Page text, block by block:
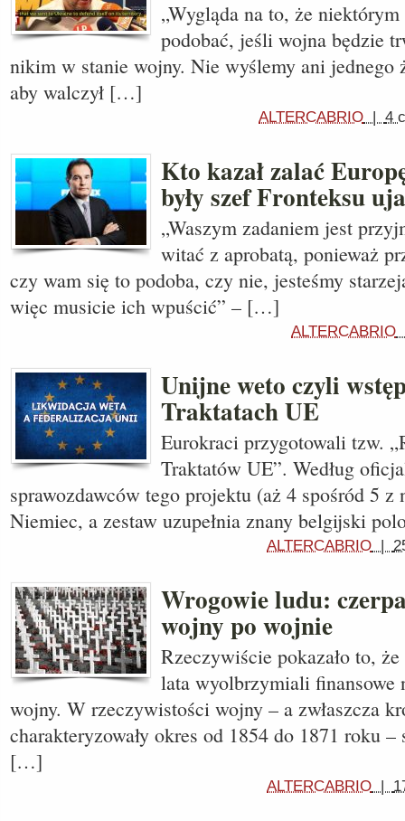
„Wygląda na to, że
podobać, jeśli wojna będzie
nikim w stanie wojny. Nie wyślemy ani jednego
aby walczył […]
ALTERCABRIO | 4
Kto kazał zalać
były szef Fronteksu
„Waszym zadaniem jest
witać z aprobatą, ponieważ
czy wam się to podoba, czy nie, jesteśmy
więc musicie ich wpuścić” – […]
ALTERCABRIO
Unijne weto czyli
Traktatach UE
Eurokraci przygotowali tzw.
Traktatów UE”. Według
sprawozdawców tego projektu (aż 4 spośród 5
Niemiec, a zestaw uzupełnia znany belgijski
ALTERCABRIO |
Wrogowie ludu:
wojny po wojnie
Rzeczywiście pokazało to,
lata wyolbrzymiali finansowe
wojny. W rzeczywistości wojny – a zwłaszcza
charakteryzowały okres od 1854 do 1871 roku
[…]
ALTERCABRIO |